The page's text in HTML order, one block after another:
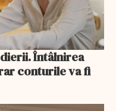
Întâlnirea
conturile va fi